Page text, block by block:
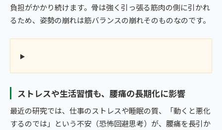
負担がかかり続けます。骨は強く引っ張る筋肉の側に引かれ
るため、姿勢の崩れは筋バランスの崩れそのものなのです。
ストレスや生活習慣も、腰痛の長期化に影響
最近の研究では、仕事のストレスや睡眠の質、「動くと悪化
するのでは」という不安（恐怖回避思考）が、腰痛を長引か